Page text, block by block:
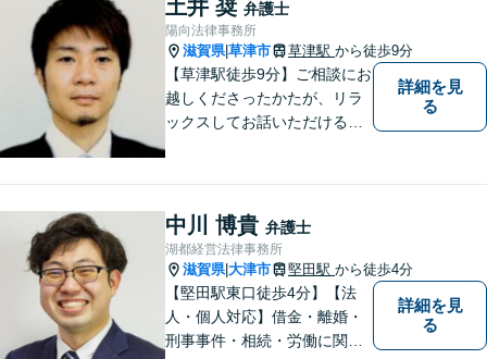
土井 奨 弁護士
陽向法律事務所
滋賀県|草津市 草津駅 から徒歩9分
【草津駅徒歩9分】ご相談にお
越しくださったかたが、リラ
ックスしてお話いただけるよ
です。 ご相談を躊躇われてい
る方もお気軽に、ご相談にい
らしてください。
詳細を見
る
中川 博貴 弁護士
湖都経営法律事務所
滋賀県|大津市 堅田駅 から徒歩4分
【堅田駅東口徒歩4分】【法
人・個人対応】借金・離婚・
刑事事件・相続・労働に関す
詳細を見
る